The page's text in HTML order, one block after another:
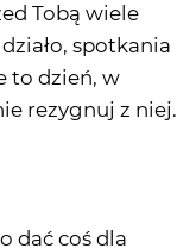
Tobą wiele
spotkania
to dzień, w
rezygnuj z niej.
dać coś dla